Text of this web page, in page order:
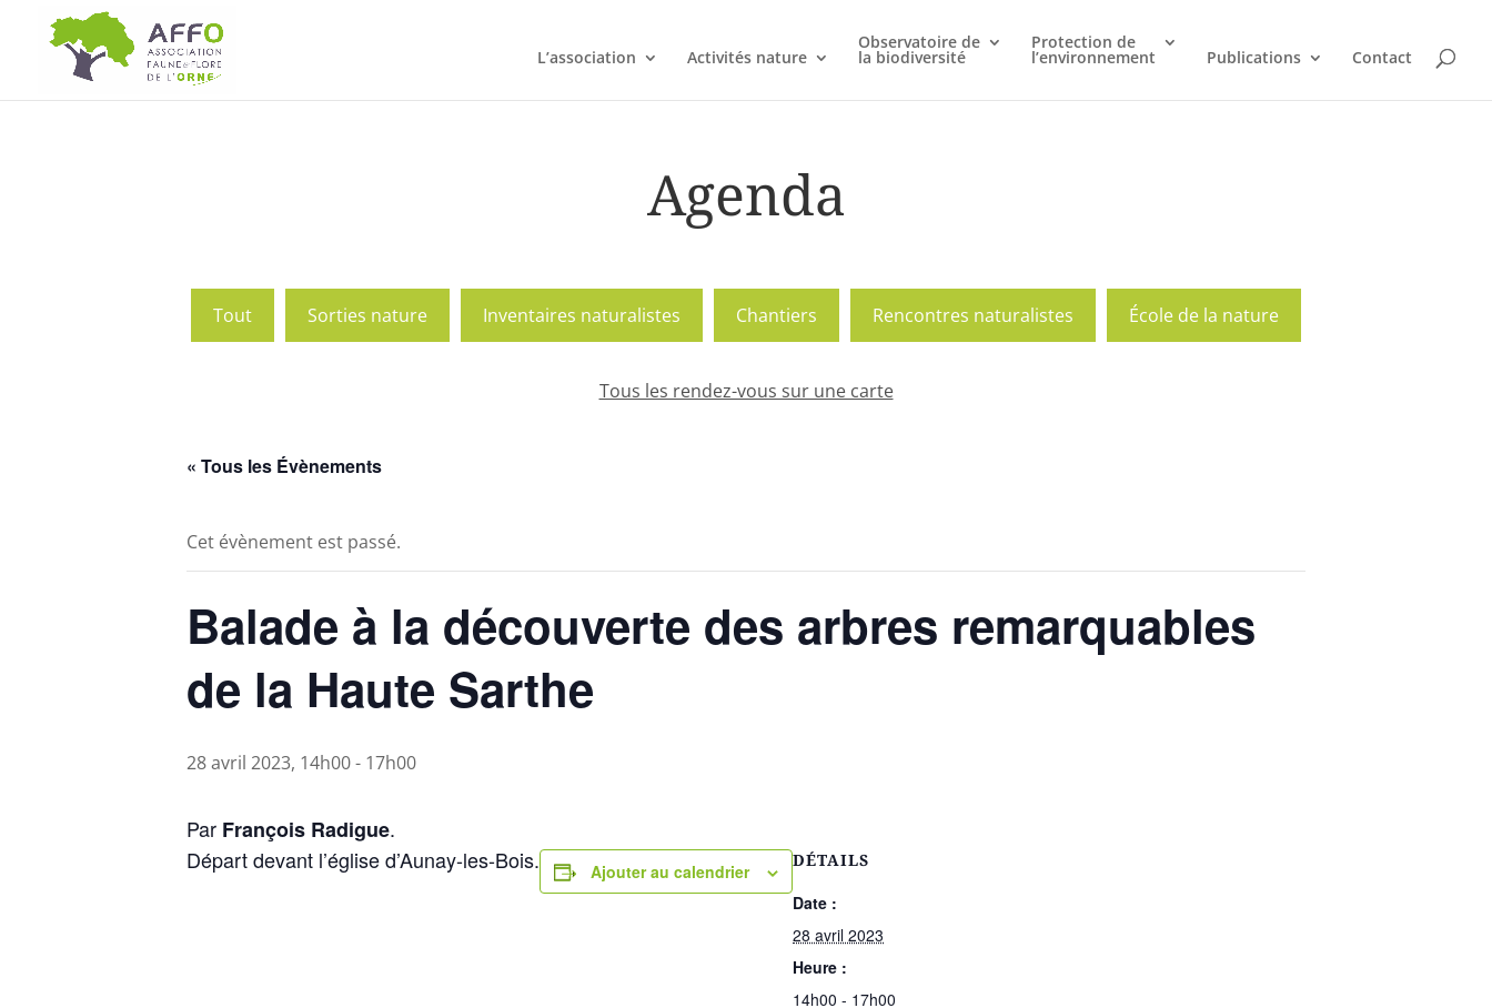
L’association Activités nature
Observatoire de
la biodiversité
Protection de
l’environnement Publications Contact
Agenda
Tout Sorties nature Inventaires naturalistes Chantiers Rencontres naturalistes École de la nature
Tous les rendez-vous sur une carte
« Tous les Évènements
Cet évènement est passé.
Balade à la découverte des arbres remarquables
de la Haute Sarthe
28 avril 2023, 14h00- 17h00
Par François Radigue.
Départ devant l’église d’Aunay-les-Bois.
Ajouter au calendrier
DÉTAILS
Date :
28 avril 2023
Heure :
14h00 - 17h00